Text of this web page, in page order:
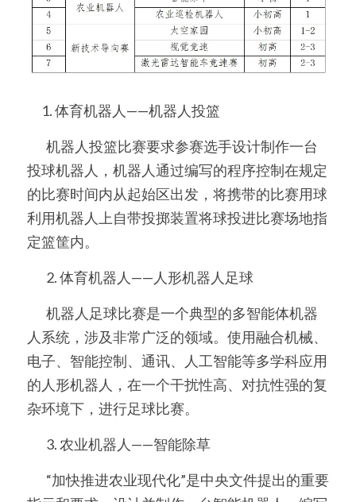
      1. 体育机器人——机器人投篮
投球机器人，机器人通过编写的程序控制在规定
的比赛时间内从起始区出发，将携带的比赛用球
利用机器人上自带投掷装置将球投进比赛场地指
定篮筐内。
	2. 体育机器人——人形机器人足球
人系统，涉及非常广泛的领域。使用融合机械、
电子、智能控制、通讯、人工智能等多学科应用
的人形机器人，在一个干扰性高、对抗性强的复
杂环境下，进行足球比赛。
	3. 农业机器人——智能除草